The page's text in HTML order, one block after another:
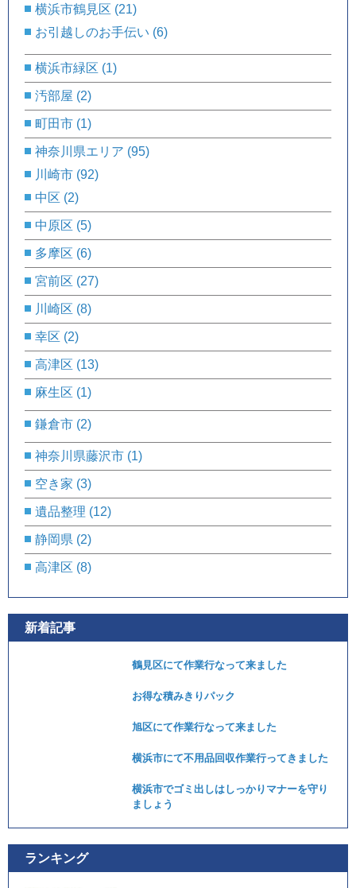
横浜市鶴見区 (21)
お引越しのお手伝い (6)
横浜市緑区 (1)
汚部屋 (2)
町田市 (1)
神奈川県エリア (95)
川崎市 (92)
中区 (2)
中原区 (5)
多摩区 (6)
宮前区 (27)
川崎区 (8)
幸区 (2)
高津区 (13)
麻生区 (1)
鎌倉市 (2)
神奈川県藤沢市 (1)
空き家 (3)
遺品整理 (12)
静岡県 (2)
高津区 (8)
新着記事
鶴見区にて作業行なって来ました
お得な積みきりパック
旭区にて作業行なって来ました
横浜市にて不用品回収作業行ってきました
横浜市でゴミ出しはしっかりマナーを守り
ましょう
ランキング